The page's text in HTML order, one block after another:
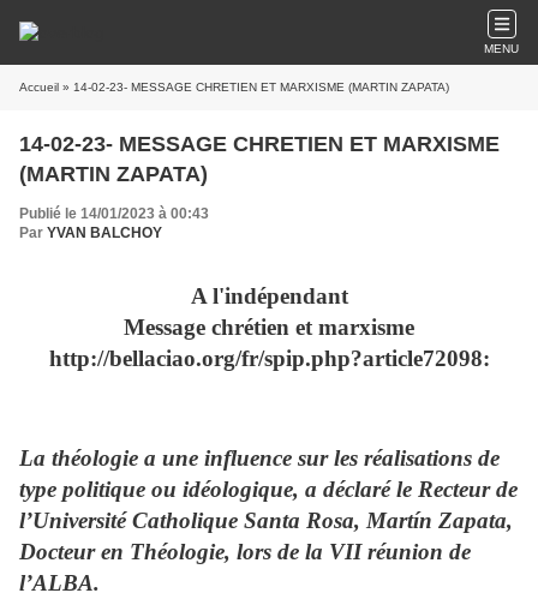
MENU
Accueil » 14-02-23- MESSAGE CHRETIEN ET MARXISME (MARTIN ZAPATA)
14-02-23- MESSAGE CHRETIEN ET MARXISME
(MARTIN ZAPATA)
Publié le 14/01/2023 à 00:43
Par YVAN BALCHOY
A l'indépendant
Message chrétien et marxisme
http://bellaciao.org/fr/spip.php?article72098:
La théologie a une influence sur les réalisations de
type politique ou idéologique, a déclaré le Recteur de
l’Université Catholique Santa Rosa, Martín Zapata,
Docteur en Théologie, lors de la VII réunion de
l’ALBA.